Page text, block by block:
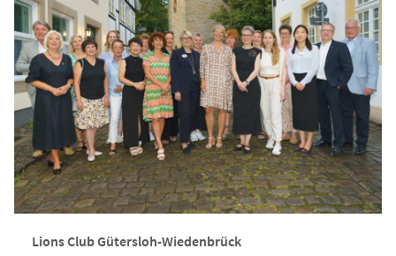
Lions Club Gütersloh-Wiedenbrück